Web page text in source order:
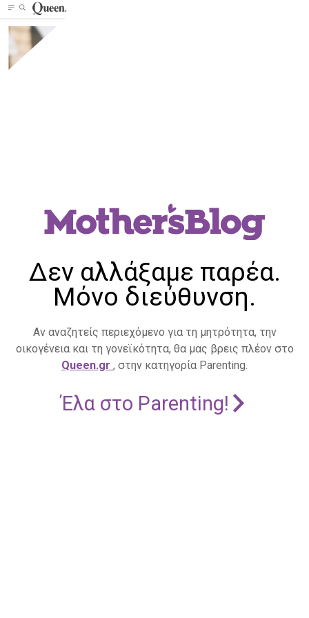
Δεν αλλάξαμε παρέα.
Μόνο διεύθυνση.
Αν αναζητείς περιεχόμενο για τη μητρότητα, την
οικογένεια και τη γονεϊκότητα, θα μας βρεις πλέον στο
Queen.gr , στην κατηγορία Parenting.
Έλα στο Parenting!